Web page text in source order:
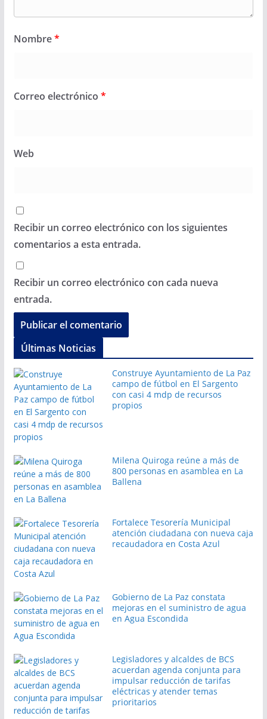
Nombre*
Correo electrónico *
Web
Recibir un correo electrónico con los siguientes
comentarios a esta entrada.
Recibir un correo electrónico con cada nueva
entrada.
Últimas Noticias
Construye Ayuntamiento de La Paz
campo de fútbol en El Sargento
con casi 4 mdp de recursos
propios
Milena Quiroga reúne a más de
800 personas en asamblea en La
Ballena
Fortalece Tesorería Municipal
atención ciudadana con nueva caja
recaudadora en Costa Azul
Gobierno de La Paz constata
mejoras en el suministro de agua
en Agua Escondida
Legisladores y alcaldes de BCS
acuerdan agenda conjunta para
impulsar reducción de tarifas
eléctricas y atender temas
prioritarios